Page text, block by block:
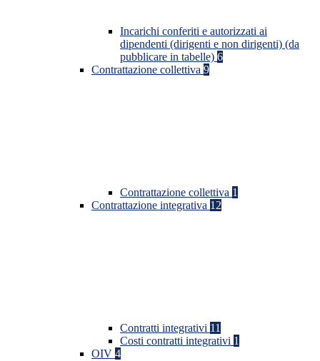
Incarichi conferiti e autorizzati ai
dipendenti (dirigenti e non dirigenti) (da
pubblicare in tabelle) 6
Contrattazione collettiva 9
Contrattazione collettiva 1
Contrattazione integrativa 12
Contratti integrativi 11
Costi contratti integrativi 1
OIV 4